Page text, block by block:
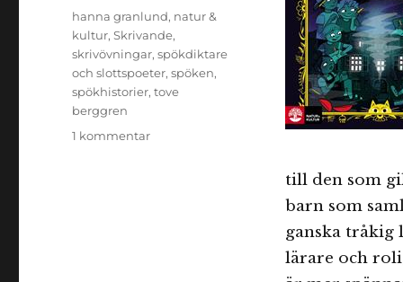
till den som
barn som
ganska tråkig
lärare och
Etiketter
hanna granlund, natur &
kultur,Skrivande,
skrivövningar,spökdiktare
och slottspoeter,spöken,
spökhistorier,tove
berggren
1 kommentartill